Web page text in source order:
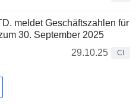
meldet Geschäftszahlen für
30. September 2025
29.10.25
CI